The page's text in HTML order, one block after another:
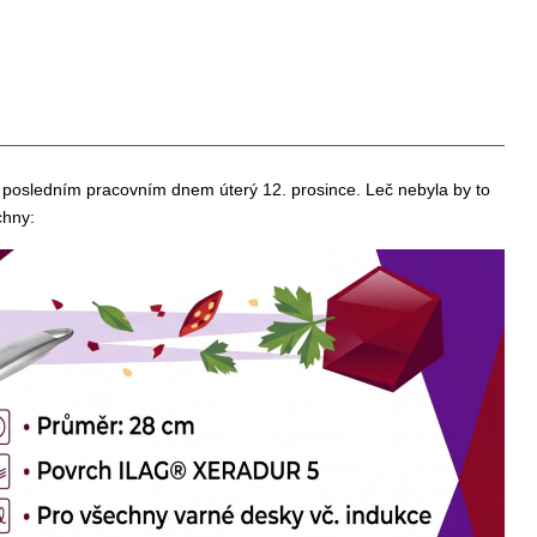
pracovním dnem úterý 12. prosince. Leč nebyla by to